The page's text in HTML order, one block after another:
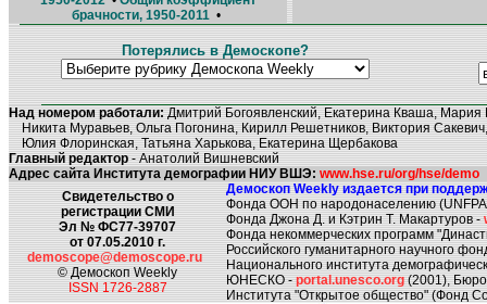
брачности, 1950-2011 •
Потерялись в Демоскопе?
Над номером работали:Дмитрий Богоявленский, Екатерина Кваша, Мария
Никита Муравьев, Ольга Погонина, Кирилл Решетников, Виктория
Юлия Флоринская, Татьяна Харькова, Екатерина Щербакова
Главный редактор- Анатолий Вишневский
Адрес сайта Института демографии НИУ ВШЭ: www.hse.ru/org/hse/demo
Свидетельство о
регистрации СМИ
Эл № ФС77-39707
от 07.05.2010 г.
demoscope@demoscope.ru
© Демоскоп Weekly
ISSN 1726-2887
Демоскоп Weekly издается при
Фонда ООН по народонаселению
Фонда Джона Д. и Кэтрин Т. Макартуров -
Фонда некоммерческих программ
Российского гуманитарного научного
Национального института
ЮНЕСКО -portal.unesco.org(2001),
Института "Открытое общество" (Фонд